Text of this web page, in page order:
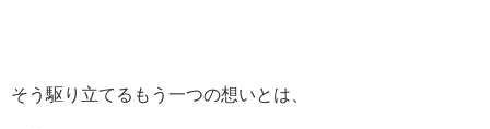
そう駆り立てるもう一つの想いとは、